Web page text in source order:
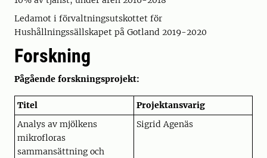
Ledamot i förvaltningsutskottet för
Hushållningssällskapet på Gotland 2019-2020
Forskning
Pågående forskningsprojekt:
Titel
Projektansvarig
Analys av mjölkens
mikrofloras
sammansättning och
Sigrid Agenäs